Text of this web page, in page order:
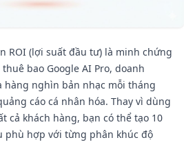
ROI (lợi suất đầu tư) là minh chứng
bao Google AI Pro, doanh
hàng nghìn bản nhạc mỗi tháng
cáo cá nhân hóa. Thay vì dùng
cả khách hàng, bạn có thể tạo 10
phù hợp với từng phân khúc độ